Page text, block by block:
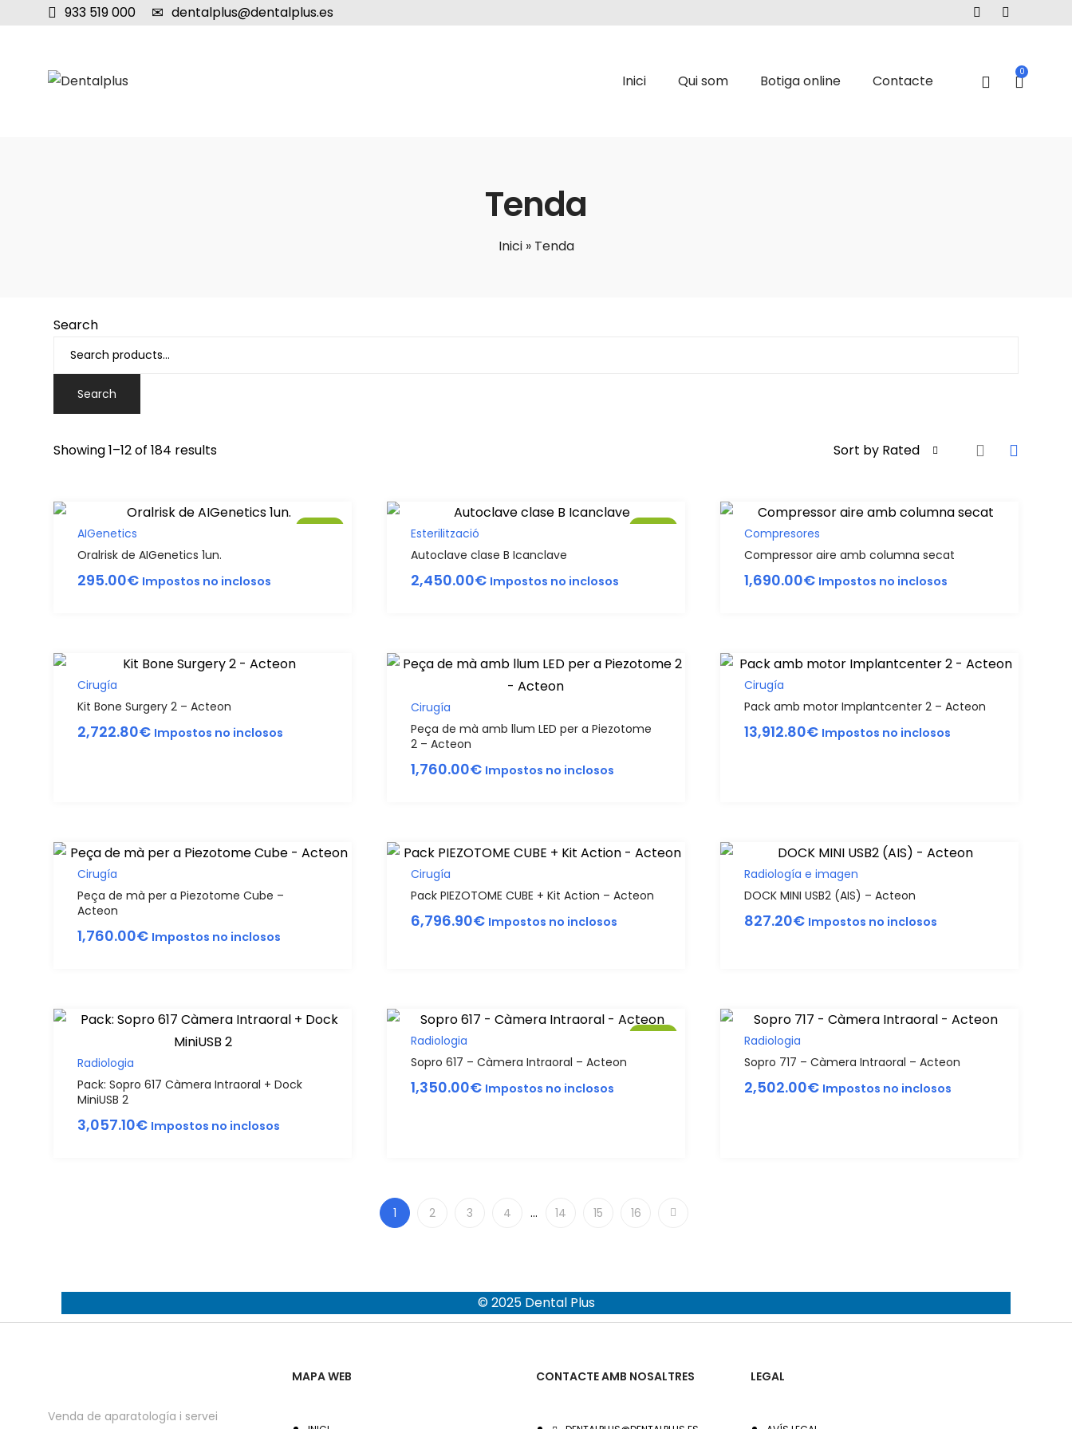
933 519 000 dentalplus@dentalplus.es
Inici Qui som Botiga online Contacte
0
Tenda
Inici» Tenda
Search
Search
Showing 1–12 of 184 results Sort by Rated
Sale!
AIGenetics
Oralrisk de AIGenetics 1un.
295.00€ Impostos no inclosos
Sale!
Esterilització
Autoclave clase B Icanclave
2,450.00€ Impostos no inclosos
Compresores
Compressor aire amb columna secat
1,690.00€ Impostos no inclosos
Cirugía
Kit Bone Surgery 2 – Acteon
2,722.80€ Impostos no inclosos
Cirugía
Peça de mà amb llum LED per a Piezotome
2 – Acteon
1,760.00€ Impostos no inclosos
Cirugía
Pack amb motor Implantcenter 2 – Acteon
13,912.80€ Impostos no inclosos
Cirugía
Peça de mà per a Piezotome Cube –
Acteon
1,760.00€ Impostos no inclosos
Cirugía
Pack PIEZOTOME CUBE + Kit Action – Acteon
6,796.90€ Impostos no inclosos
Radiología e imagen
DOCK MINI USB2 (AIS) – Acteon
827.20€ Impostos no inclosos
Radiologia
Pack: Sopro 617 Càmera Intraoral + Dock
MiniUSB 2
3,057.10€ Impostos no inclosos
Sale!
Radiologia
Sopro 617 – Càmera Intraoral – Acteon
1,350.00€ Impostos no inclosos
Radiologia
Sopro 717 – Càmera Intraoral – Acteon
2,502.00€ Impostos no inclosos
1 2 3 4 … 14 15 16
© 2025 Dental Plus
Venda de aparatología i servei
MAPA WEB CONTACTE AMB NOSALTRES LEGAL